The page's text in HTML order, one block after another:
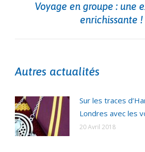
Onglet
suivant
Voyage en groupe : une
enrichissante !
Autres actualités
Sur les traces
Londres avec les
20 Avril 2018